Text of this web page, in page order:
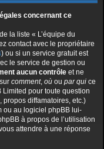
concernant ce
la liste « L’équipe du
contact avec le propriétaire
) ou si un service gratuit est
le service de gestion ou
aucun contrôle et ne
comment, où ou par qui ce
Limited pour toute question
propos diffamatoires, etc.)
ou au logiciel phpBB lui-
à propos de l’utilisation
attendre à une réponse